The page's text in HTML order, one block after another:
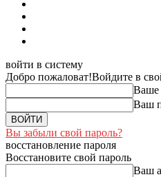
войти в систему
Добро пожаловат!Войдите в
Ваше
Ваш
Вы забыли свой пароль?
восстановление пароля
Восстановите свой пароль
Ваш